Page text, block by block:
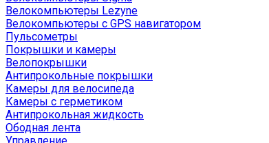
Велокомпьютеры Lezyne
Велокомпьютеры с GPS навигатором
Пульсометры
Покрышки и камеры
Велопокрышки
Антипрокольные покрышки
Камеры для велосипеда
Камеры с герметиком
Антипрокольная жидкость
Ободная лента